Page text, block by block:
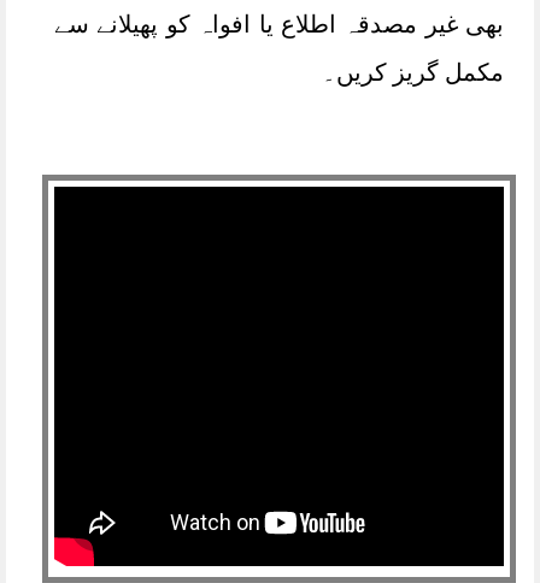
بھی غیر مصدقہ اطلاع یا افواہ کو پھیلانے سے
مکمل گریز کریں۔